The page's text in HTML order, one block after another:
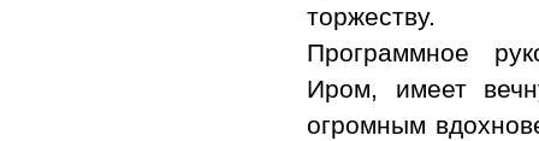
торжеству.
Программное
Иром, имеет
огромным